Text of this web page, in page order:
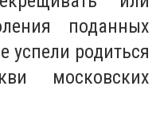
поданных
успели родиться
московских